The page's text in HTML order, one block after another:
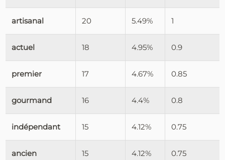
artisanal 20 5.49% 1
actuel 18 4.95% 0.9
premier 17 4.67% 0.85
gourmand 16 4.4% 0.8
indépendant 15 4.12% 0.75
ancien 15 4.12% 0.75